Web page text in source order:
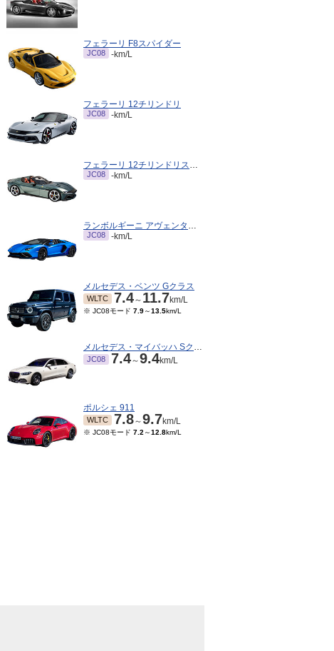
フェラーリ F8スパイダー
JC08 -km/L
フェラーリ 12チリンドリ
JC08 -km/L
フェラーリ 12チリンドリスパイダー
JC08 -km/L
ランボルギーニ アヴェンタドールロードスター
JC08 -km/L
メルセデス・ベンツ Gクラス
WLTC 7.4～ 11.7km/L
※ JC08モード 7.9～13.5km/L
メルセデス・マイバッハ Sクラス
JC08 7.4～9.4km/L
ポルシェ 911
WLTC 7.8～9.7km/L
※ JC08モード 7.2 ～12.8km/L